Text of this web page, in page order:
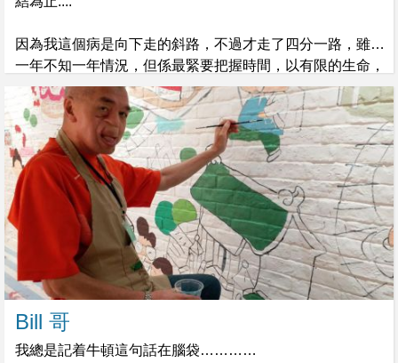
因為我這個病是向下走的斜路，不過才走了四分一路，雖然
一年不知一年情況，但係最緊要把握時間，以有限的生命，
完成更多有意義的事，珍惜一分一秒，做更多自已想做既
事！
Bill 哥
我總是記着牛頓這句話在腦袋…………